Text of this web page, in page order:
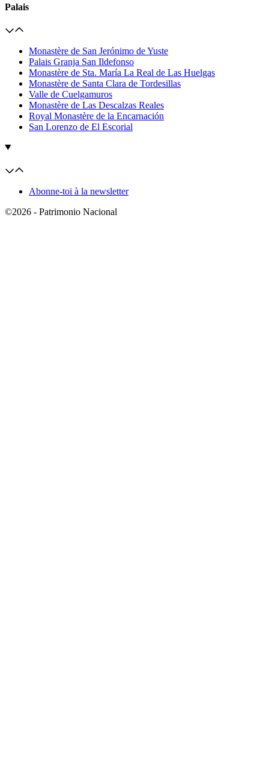
Palais
Monastère de San Jerónimo de Yuste
Palais Granja San Ildefonso
Monastère de Sta. María La Real de Las Huelgas
Monastère de Santa Clara de Tordesillas
Valle de Cuelgamuros
Monastère de Las Descalzas Reales
Royal Monastère de la Encarnación
San Lorenzo de El Escorial
Abonne-toi à la newsletter
©2026 - Patrimonio Nacional